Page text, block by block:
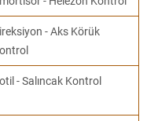
- Aks Körük
- Salıncak Kontrol